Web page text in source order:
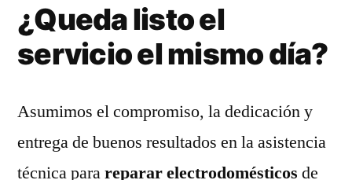
¿Queda listo el
servicio el mismo día?
Asumimos el compromiso, la dedicación y
entrega de buenos resultados en la asistencia
técnica parareparar electrodomésticos de